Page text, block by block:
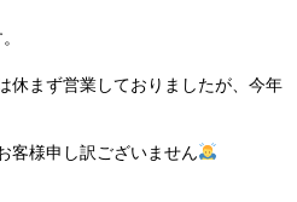
休まず営業しておりましたが、今年
客様申し訳ございません